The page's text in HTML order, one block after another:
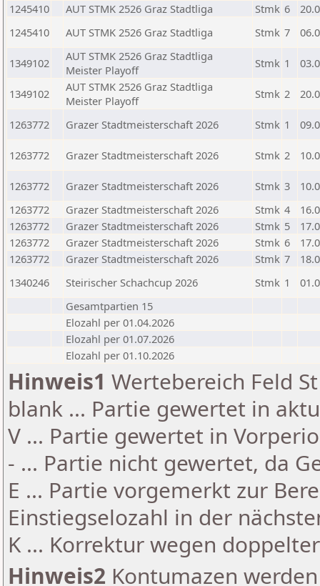
1245410
AUT STMK 2526 Graz Stadtliga Stmk 6
1245410
AUT STMK 2526 Graz Stadtliga Stmk 7
1349102
AUT STMK 2526 Graz Stadtliga
Meister Playoff
Stmk 1
1349102
AUT STMK 2526 Graz Stadtliga
Meister Playoff
Stmk 2
1263772 Grazer Stadtmeisterschaft 2026 Stmk 1
1263772 Grazer Stadtmeisterschaft 2026 Stmk 2
1263772 Grazer Stadtmeisterschaft 2026 Stmk 3
1263772
Grazer Stadtmeisterschaft 2026 Stmk 4
1263772
Grazer Stadtmeisterschaft 2026 Stmk 5
1263772
Grazer Stadtmeisterschaft 2026 Stmk 6
1263772
Grazer Stadtmeisterschaft 2026 Stmk 7
1340246
Steirischer Schachcup 2026 Stmk 1
Gesamtpartien 15
Elozahl per 01.04.2026
Elozahl per 01.07.2026
Elozahl per 01.10.2026
Hinweis1 Wertebereich Feld
blank ... Partie gewertet in
V ... Partie gewertet in
- ... Partie nicht gewertet, da
E ... Partie vorgemerkt zur
Einstiegselozahl in der
K ... Korrektur wegen
Hinweis2 Kontumazen